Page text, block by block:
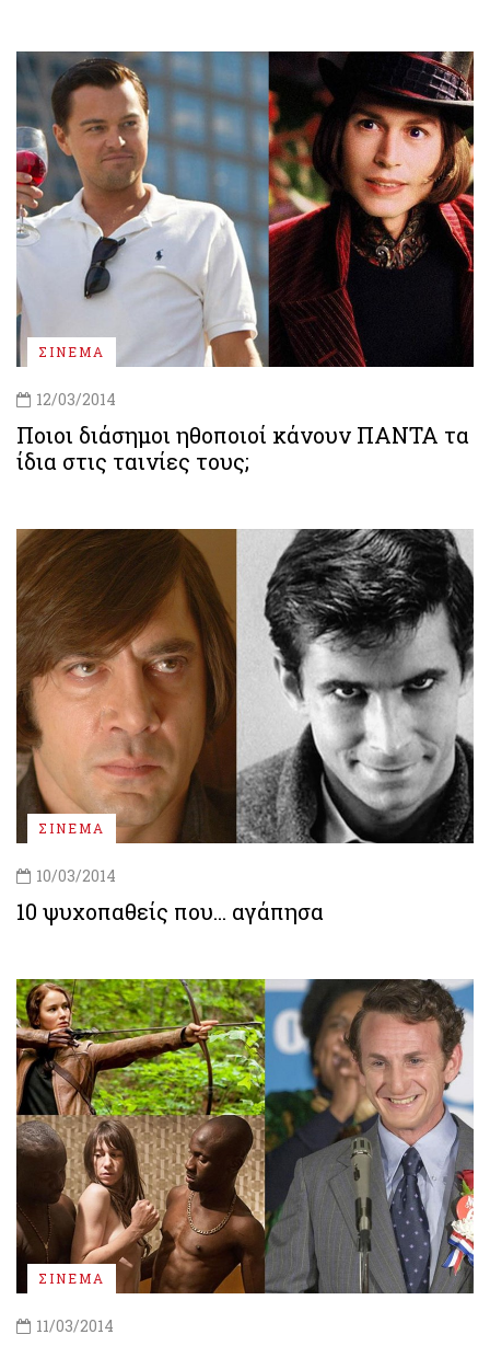
ΣΙΝΕΜΑ
12/03/2014
Ποιοι διάσημοι ηθοποιοί κάνουν ΠΑΝΤΑ τα
ίδια στις ταινίες τους;
ΣΙΝΕΜΑ
10/03/2014
10 ψυχοπαθείς που... αγάπησα
ΣΙΝΕΜΑ
11/03/2014